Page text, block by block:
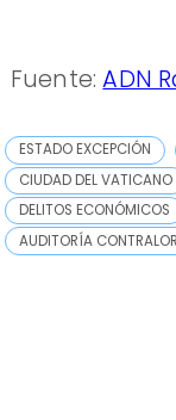
Fuente:ADN
ESTADO EXCEPCIÓN
CIUDAD DEL VATICANO
DELITOS ECONÓMICOS
AUDITORÍA